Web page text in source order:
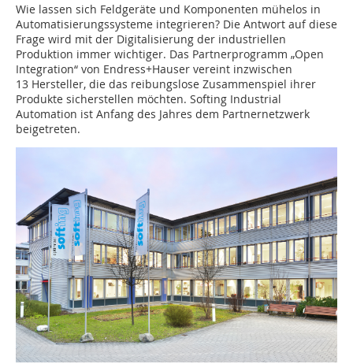
Wie lassen sich Feldgeräte und Komponenten mühelos in
Automatisierungssysteme integrieren? Die Antwort auf diese
Frage wird mit der Digitalisierung der industriellen
Produktion immer wichtiger. Das Partnerprogramm „Open
Integration“ von Endress+Hauser vereint inzwischen
13 Hersteller, die das reibungslose Zusammenspiel ihrer
Produkte sicherstellen möchten. Softing Industrial
Automation ist Anfang des Jahres dem Partnernetzwerk
beigetreten.